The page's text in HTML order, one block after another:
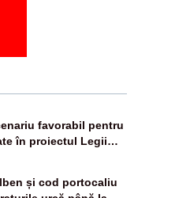
favorabil pentru
în proiectul Legii
și cod portocaliu